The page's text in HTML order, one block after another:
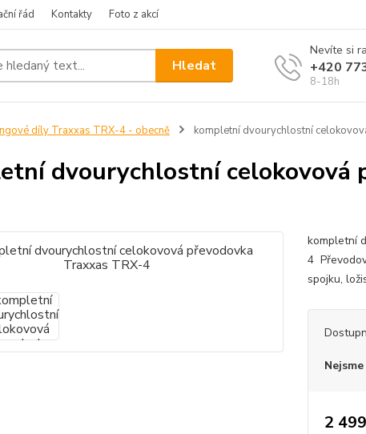
řád Kontakty Foto z akcí
Hledat
Nevíte si
+420
8-18h
díly Traxxas TRX-4 - obecně kompletní dvourychlostní
dvourychlostní celokovová
kompletní
4
spojku,
2